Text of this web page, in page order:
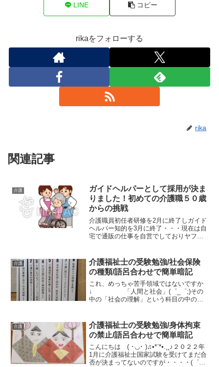
LINE コピー
rikaをフォローする
rika
関連記事
介護
ガイドヘルパーとして採用が決ま
りました！初めての介護職５０歳
からの挑戦
介護職員初任者研修を2月に終了しガイド
ヘルパー知的を3月に終了・・・現在は自
宅で通販の仕事を自営でしておりヤフオ
中で仕事が終わるのであとは自由きまま
な時間せっかく初任者...
介護
介護福祉士の受験勉強/社会保険
の種類/語呂合わせで簡単暗記
これ、めっちゃ苦手領域ではないですか
↓ 「人間と社会」(゜_゜;)その
中の「社会の理解」という科目の中の社
ンポンパンポン♬☻☻♫•*¨*•.¸ ぽん！こ
れは理解...
介護
介護福祉士の受験勉強/身体拘束
の禁止/語呂合わせで簡単暗記
こんにちは ( ･◡･ )♫•*¨*•.¸¸♪２０２２年
1月に介護福祉士国家試験を受けてまだ合
否が決まってないのですが・・・・(゜